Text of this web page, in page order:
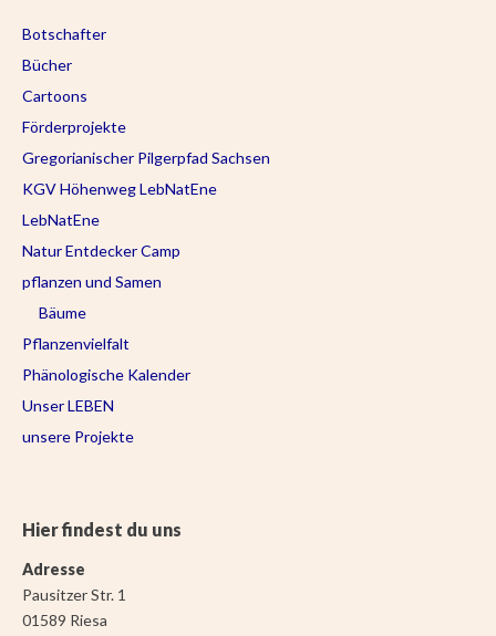
Botschafter
Bücher
Cartoons
Förderprojekte
Gregorianischer Pilgerpfad Sachsen
KGV Höhenweg LebNatEne
LebNatEne
Natur Entdecker Camp
pflanzen und Samen
Bäume
Pflanzenvielfalt
Phänologische Kalender
Unser LEBEN
unsere Projekte
Hier findest du uns
Adresse
Pausitzer Str. 1
01589 Riesa